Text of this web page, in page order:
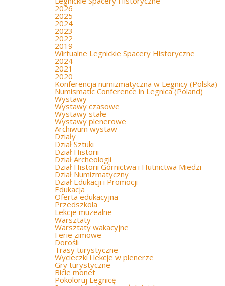
2026
2025
2024
2023
2022
2019
Wirtualne Legnickie Spacery Historyczne
2024
2021
2020
Konferencja numizmatyczna w Legnicy (Polska)
Numismatic Conference in Legnica (Poland)
Wystawy
Wystawy czasowe
Wystawy stałe
Wystawy plenerowe
Archiwum wystaw
Działy
Dział Sztuki
Dział Historii
Dział Archeologii
Dział Historii Górnictwa i Hutnictwa Miedzi
Dział Numizmatyczny
Dział Edukacji i Promocji
Edukacja
Oferta edukacyjna
Przedszkola
Lekcje muzealne
Warsztaty
Warsztaty wakacyjne
Ferie zimowe
Dorośli
Trasy turystyczne
Wycieczki i lekcje w plenerze
Gry turystyczne
Bicie monet
Pokoloruj Legnicę